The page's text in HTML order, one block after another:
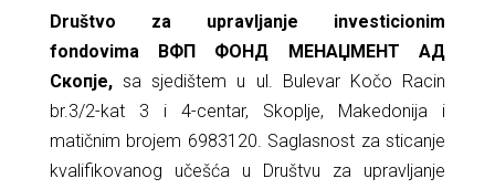
Društvo za upravljanje investicionim
fondovima ВФП ФОНД МЕНАЏМЕНТ АД
Скопје, sa sjedištem u ul. Bulevar Kočo Racin
br.3/2-kat 3 i 4-centar, Skoplje, Makedonija i
matičnim brojem 6983120. Saglasnost za sticanje
kvalifikovanog učešća u Društvu za upravljanje